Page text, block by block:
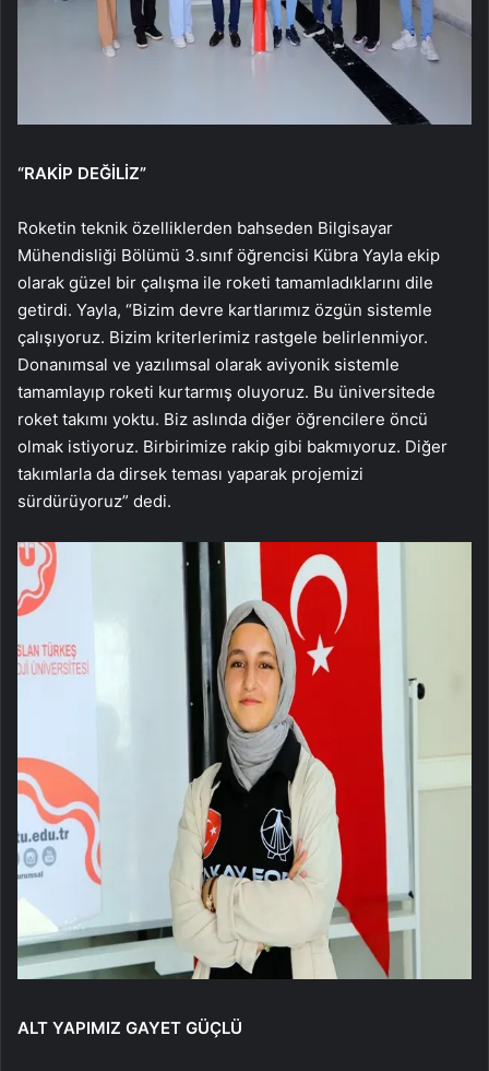
“RAKİP DEĞİLİZ”
Roketin teknik özelliklerden bahseden Bilgisayar
Mühendisliği Bölümü 3.sınıf öğrencisi Kübra Yayla ekip
olarak güzel bir çalışma ile roketi tamamladıklarını dile
getirdi. Yayla, “Bizim devre kartlarımız özgün sistemle
çalışıyoruz. Bizim kriterlerimiz rastgele belirlenmiyor.
Donanımsal ve yazılımsal olarak aviyonik sistemle
tamamlayıp roketi kurtarmış oluyoruz. Bu üniversitede
roket takımı yoktu. Biz aslında diğer öğrencilere öncü
olmak istiyoruz. Birbirimize rakip gibi bakmıyoruz. Diğer
takımlarla da dirsek teması yaparak projemizi
sürdürüyoruz” dedi.
ALT YAPIMIZ GAYET GÜÇLÜ